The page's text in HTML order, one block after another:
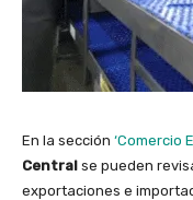
En la sección ‘Comercio
Central se pueden
exportaciones e